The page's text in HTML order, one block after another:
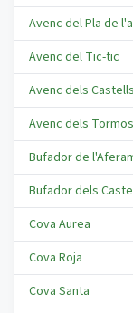
Avenc del Pla de
Avenc del Tic-tic
Avenc dels Castells
Avenc dels Tormos
Bufador de
Bufador dels
Cova Aurea
Cova Roja
Cova Santa